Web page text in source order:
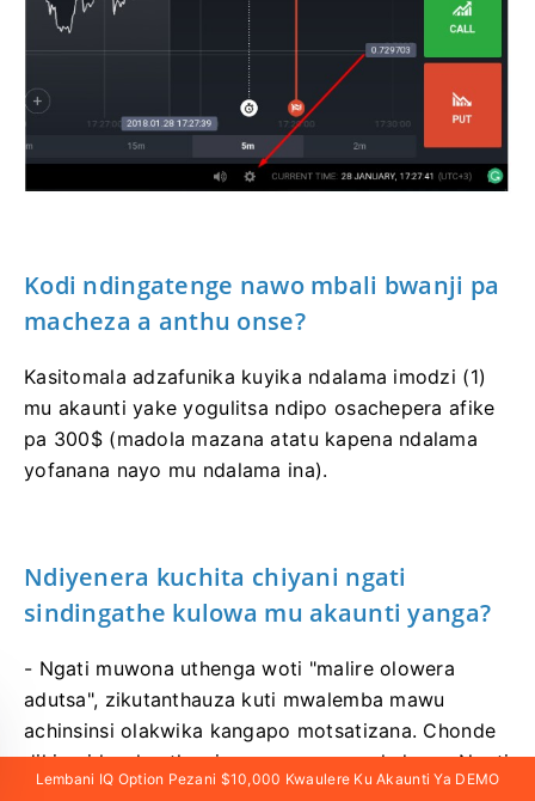
Kodi ndingatenge nawo mbali bwanji pa
macheza a anthu onse?
Kasitomala adzafunika kuyika ndalama imodzi (1)
mu akaunti yake yogulitsa ndipo osachepera afike
pa 300$ (madola mazana atatu kapena ndalama
yofanana nayo mu ndalama ina).
Ndiyenera kuchita chiyani ngati
sindingathe kulowa mu akaunti yanga?
- Ngati muwona uthenga woti "malire olowera
adutsa", zikutanthauza kuti mwalemba mawu
achinsinsi olakwika kangapo motsatizana. Chonde
dikirani kwakanthawi musanayesenso kulowa. Ngati
simukudziwa ngati mawu achinsinsi anu ndi
Lembani IQ Option Pezani $10,000 Kwaulere Ku Akaunti Ya DEMO